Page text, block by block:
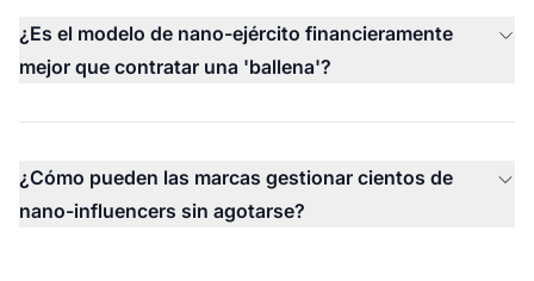
¿Es el modelo de nano-ejército financieramente
mejor que contratar una 'ballena'?
¿Cómo pueden las marcas gestionar cientos de
nano-influencers sin agotarse?